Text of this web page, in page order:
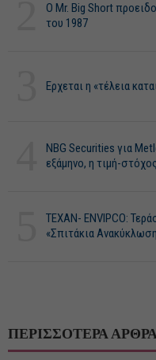
O Mr. Big Short
του 1987
Ερχεται η «τέλεια
NBG Securities για
εξάμηνο, η τιμή-στόχος
ΤΕΧΑΝ- ENVIPCO:
«Σπιτάκια
ΠΕΡΙΣΣΟΤΕΡΑ